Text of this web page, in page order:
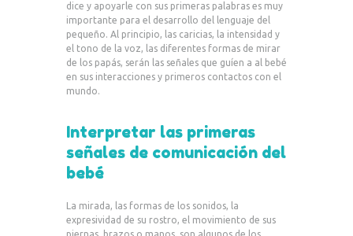
dice y apoyarle con sus primeras palabras es muy
importante para el desarrollo del lenguaje del
pequeño. Al principio, las caricias, la intensidad y
el tono de la voz, las diferentes formas de mirar
de los papás, serán las señales que guíen a al bebé
en sus interacciones y primeros contactos con el
mundo.
Interpretar las primeras
señales de comunicación del
bebé
La mirada, las formas de los sonidos, la
expresividad de su rostro, el movimiento de sus